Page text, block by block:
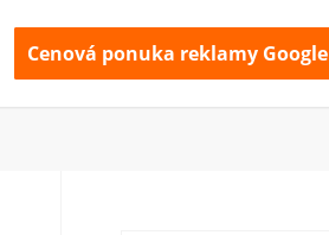
Cenová ponuka reklamy Google